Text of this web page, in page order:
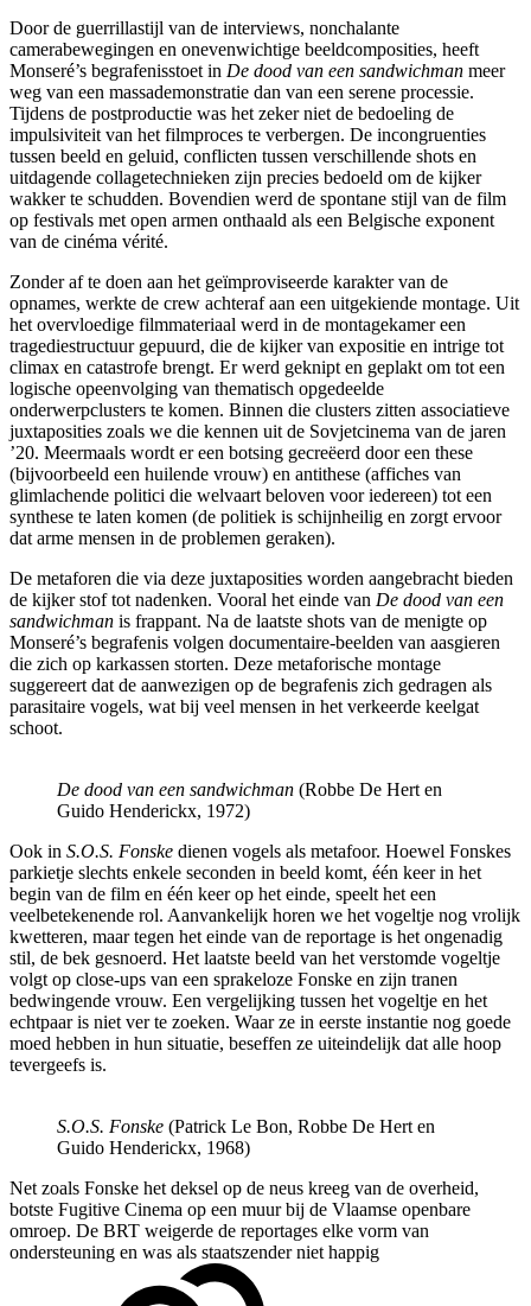
Door de guerrillastijl van de interviews, nonchalante
camerabewegingen en onevenwichtige beeldcomposities, heeft
Monseré’s begrafenisstoet in De dood van een sandwichman meer
weg van een massademonstratie dan van een serene processie.
Tijdens de postproductie was het zeker niet de bedoeling de
impulsiviteit van het filmproces te verbergen. De incongruenties
tussen beeld en geluid, conflicten tussen verschillende shots en
uitdagende collagetechnieken zijn precies bedoeld om de kijker
wakker te schudden. Bovendien werd de spontane stijl van de film
op festivals met open armen onthaald als een Belgische exponent
van de cinéma vérité.
Zonder af te doen aan het geïmproviseerde karakter van de
opnames, werkte de crew achteraf aan een uitgekiende montage. Uit
het overvloedige filmmateriaal werd in de montagekamer een
tragediestructuur gepuurd, die de kijker van expositie en intrige tot
climax en catastrofe brengt. Er werd geknipt en geplakt om tot een
logische opeenvolging van thematisch opgedeelde
onderwerpclusters te komen. Binnen die clusters zitten associatieve
juxtaposities zoals we die kennen uit de Sovjetcinema van de jaren
’20. Meermaals wordt er een botsing gecreëerd door een these
(bijvoorbeeld een huilende vrouw) en antithese (affiches van
glimlachende politici die welvaart beloven voor iedereen) tot een
synthese te laten komen (de politiek is schijnheilig en zorgt ervoor
dat arme mensen in de problemen geraken).
De metaforen die via deze juxtaposities worden aangebracht bieden
de kijker stof tot nadenken. Vooral het einde van De dood van een
sandwichman is frappant. Na de laatste shots van de menigte op
Monseré’s begrafenis volgen documentaire-beelden van aasgieren
die zich op karkassen storten. Deze metaforische montage
suggereert dat de aanwezigen op de begrafenis zich gedragen als
parasitaire vogels, wat bij veel mensen in het verkeerde keelgat
schoot.
De dood van een sandwichman (Robbe De Hert en
Guido Henderickx, 1972)
Ook in S.O.S. Fonske dienen vogels als metafoor. Hoewel Fonskes
parkietje slechts enkele seconden in beeld komt, één keer in het
begin van de film en één keer op het einde, speelt het een
veelbetekenende rol. Aanvankelijk horen we het vogeltje nog vrolijk
kwetteren, maar tegen het einde van de reportage is het ongenadig
stil, de bek gesnoerd. Het laatste beeld van het verstomde vogeltje
volgt op close-ups van een sprakeloze Fonske en zijn tranen
bedwingende vrouw. Een vergelijking tussen het vogeltje en het
echtpaar is niet ver te zoeken. Waar ze in eerste instantie nog goede
moed hebben in hun situatie, beseffen ze uiteindelijk dat alle hoop
tevergeefs is.
S.O.S. Fonske (Patrick Le Bon, Robbe De Hert en
Guido Henderickx, 1968)
Net zoals Fonske het deksel op de neus kreeg van de overheid,
botste Fugitive Cinema op een muur bij de Vlaamse openbare
omroep. De BRT weigerde de reportages elke vorm van
ondersteuning en was als staatszenderniet happig